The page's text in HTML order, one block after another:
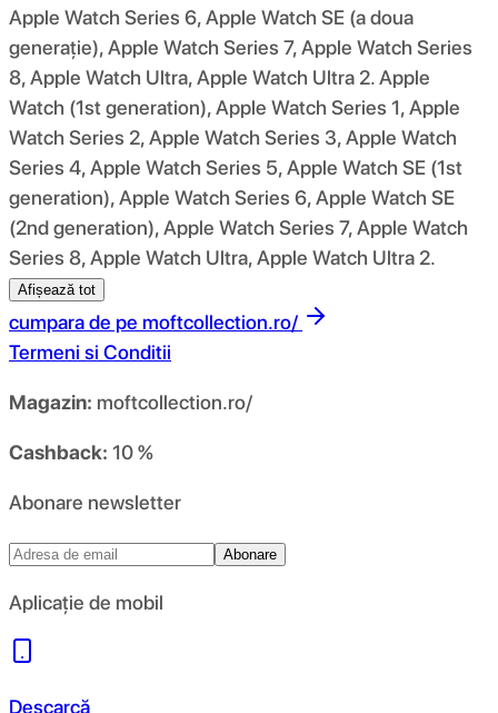
Apple Watch Series 6, Apple Watch SE (a doua
generație), Apple Watch Series 7, Apple Watch Series
8, Apple Watch Ultra, Apple Watch Ultra 2. Apple
Watch (1st generation), Apple Watch Series 1, Apple
Watch Series 2, Apple Watch Series 3, Apple Watch
Series 4, Apple Watch Series 5, Apple Watch SE (1st
generation), Apple Watch Series 6, Apple Watch SE
(2nd generation), Apple Watch Series 7, Apple Watch
Series 8, Apple Watch Ultra, Apple Watch Ultra 2.
Afișează tot
cumpara de pe moftcollection.ro/
Termeni si Conditii
Magazin: moftcollection.ro/
Cashback: 10 %
Abonare newsletter
Abonare
Aplicație de mobil
Descarcă